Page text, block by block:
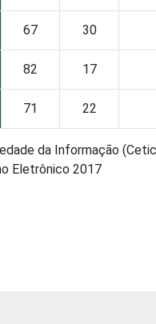
67 30
82 17
71 22
da Informação
Eletrônico 2017